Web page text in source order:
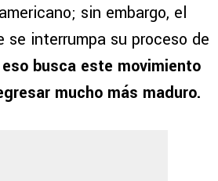
sin embargo, el
se interrumpa su proceso de
busca este movimiento
mucho más maduro.